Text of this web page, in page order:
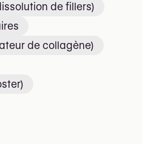
de fillers)
de collagène)